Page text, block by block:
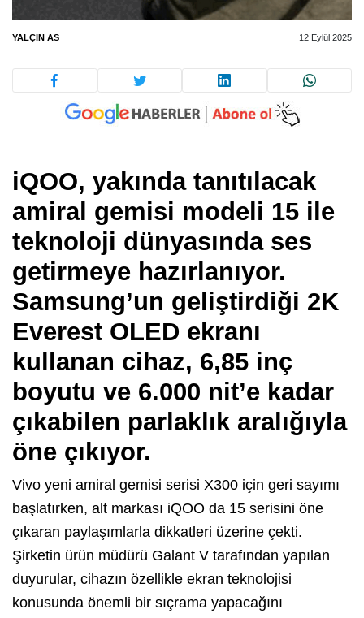
YALÇIN AS 12 Eylül 2025
iQOO, yakında tanıtılacak
amiral gemisi modeli 15 ile
teknoloji dünyasında ses
getirmeye hazırlanıyor.
Samsung’un geliştirdiği 2K
Everest OLED ekranı
kullanan cihaz, 6,85 inç
boyutu ve 6.000 nit’e kadar
çıkabilen parlaklık aralığıyla
öne çıkıyor.
Vivo yeni amiral gemisi serisi X300 için geri sayımı
başlatırken, alt markası iQOO da 15 serisini öne
çıkaran paylaşımlarla dikkatleri üzerine çekti.
Şirketin ürün müdürü Galant V tarafından yapılan
duyurular, cihazın özellikle ekran teknolojisi
konusunda önemli bir sıçrama yapacağını